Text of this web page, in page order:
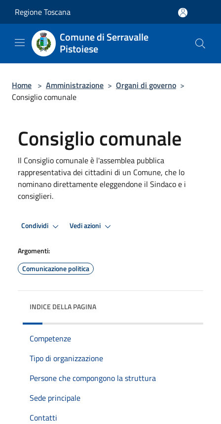
Regione Toscana
Comune di Serravalle
Pistoiese
Home > Amministrazione > Organi di governo >
Consiglio comunale
Consiglio comunale
Il Consiglio comunale è l'assemblea pubblica
rappresentativa dei cittadini di un Comune, che lo
nominano direttamente eleggendone il Sindaco e i
consiglieri.
Condividi Vedi azioni
Argomenti:
Comunicazione politica
INDICE DELLA PAGINA
Competenze
Tipo di organizzazione
Persone che compongono la struttura
Sede principale
Contatti